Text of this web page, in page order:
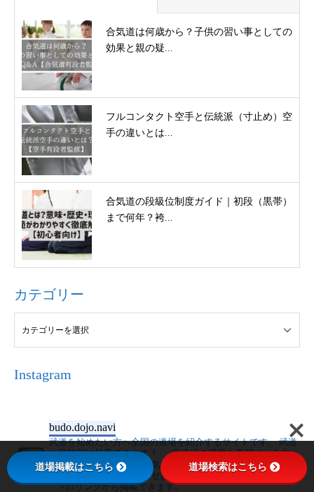
合気道は何歳から？子供の習い事としての
効果と親の疑...
フルコンタクト空手と伝統派（寸止め）空
手の違いとは...
合気道の段級位制度ガイド｜初段（黒帯）
まで何年？袴...
カテゴリー
Instagram
budo.dojo.navi
武道を始めたい方へ全国の道場を紹介するサイトです。武道
や目的別に検索できます！
🥋道場の掲載を希望される方へ
🥋武道界を盛り上げたい気持ちで運営しているため、掲載費
用は発生いたしません。ぜひ道場の宣伝にご活用ください。
⇩のリンクから掲載できます。
道場掲載はこちら 道場検索はこちら